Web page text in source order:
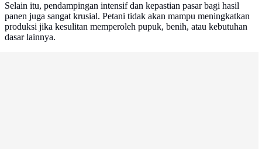
Selain itu, pendampingan intensif dan kepastian pasar bagi hasil
panen juga sangat krusial. Petani tidak akan mampu meningkatkan
produksi jika kesulitan memperoleh pupuk, benih, atau kebutuhan
dasar lainnya.